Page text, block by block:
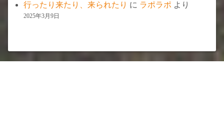
行ったり来たり、来られたり に ラポラポ より
2025年3月9日